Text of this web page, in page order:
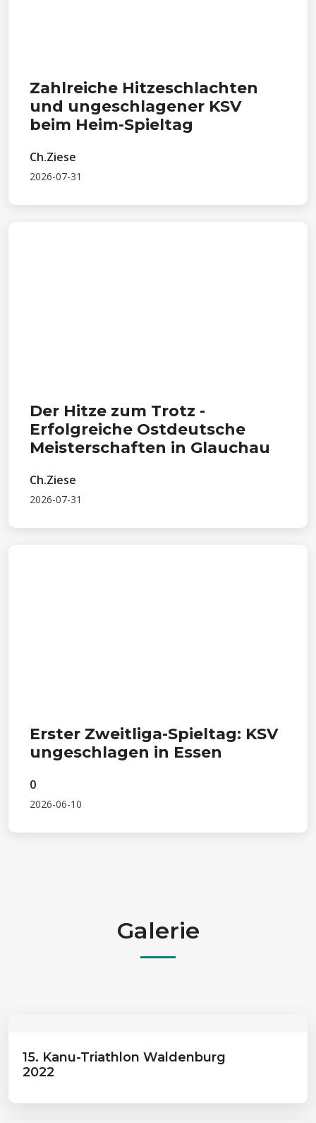
Zahlreiche Hitzeschlachten
und ungeschlagener KSV
beim Heim-Spieltag
Ch.Ziese
2026-07-31
Der Hitze zum Trotz -
Erfolgreiche Ostdeutsche
Meisterschaften in Glauchau
Ch.Ziese
2026-07-31
Erster Zweitliga-Spieltag: KSV
ungeschlagen in Essen
0
2026-06-10
Galerie
15. Kanu-Triathlon Waldenburg
2022